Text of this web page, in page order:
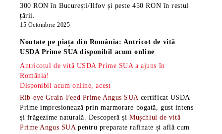
300 RON în București/Ilfov și peste 450 RON în restul
țării.
15 Octombrie 2025
Noutate pe piața din România: Antricot de vită
USDA Prime SUA disponibil acum online
Antricotul de vită USDA Prime SUA a ajuns în
România!
Disponibil acum online, acest
Rib-eye Grain-Feed Prime Angus SUA certificat USDA
Prime impresionează prin marmorare bogată, gust intens
și frăgezime naturală. Descoperă șiMușchiul de vită
Prime Angus SUA pentru preparate rafinate și află cum